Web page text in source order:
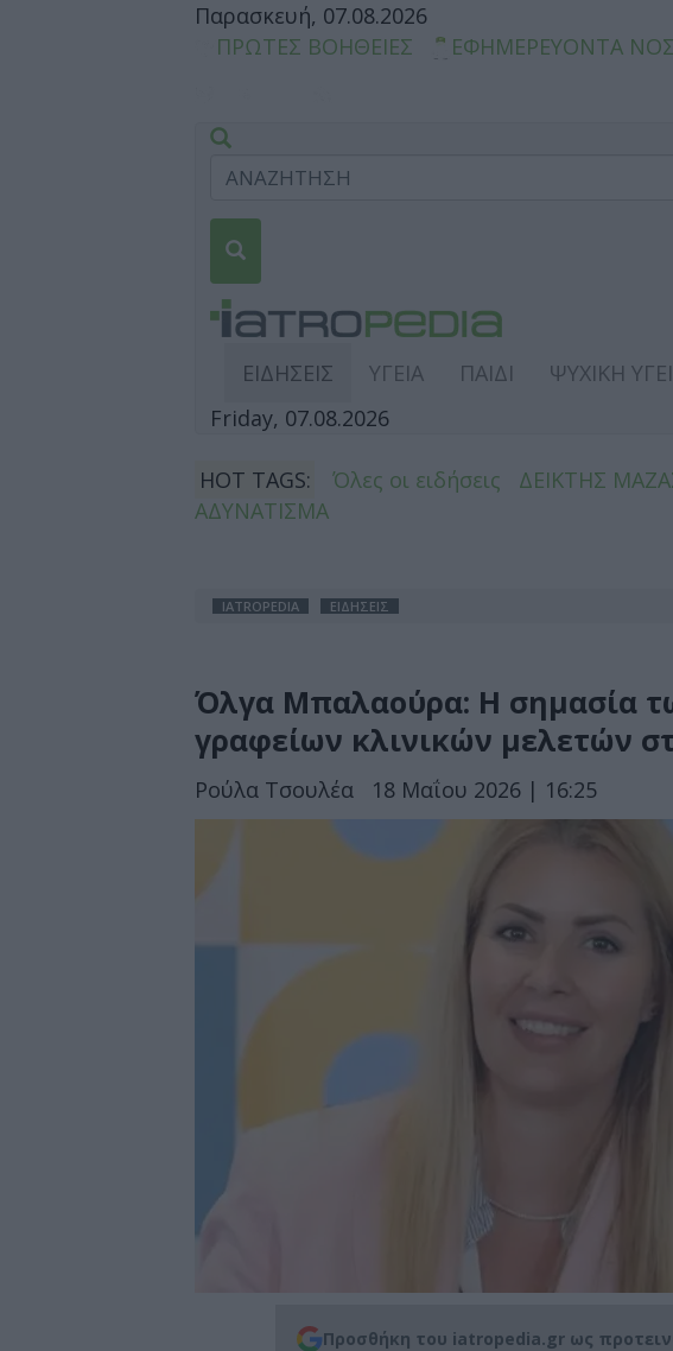
Παρασκευή, 07.08.2026
ΠΡΩΤΕΣ ΒΟΗΘΕΙΕΣ
ΕΦΗΜΕΡΕΥΟΝΤΑ
ΕΙΔΗΣΕΙΣ ΥΓΕΙΑ ΠΑΙΔΙ ΨΥΧΙΚΗ
Friday, 07.08.2026
HOT TAGS: Όλες οι ειδήσεις ΔΕΙΚΤΗΣ
ΑΔΥΝΑΤΙΣΜΑ
IATROPEDIA ΕΙΔΗΣΕΙΣ
Όλγα Μπαλαούρα: Η σημασία
γραφείων κλινικών μελετών
Ρούλα Τσουλέα 18 Μαΐου 2026 | 16:25
Προσθήκη του iatropedia.gr ως